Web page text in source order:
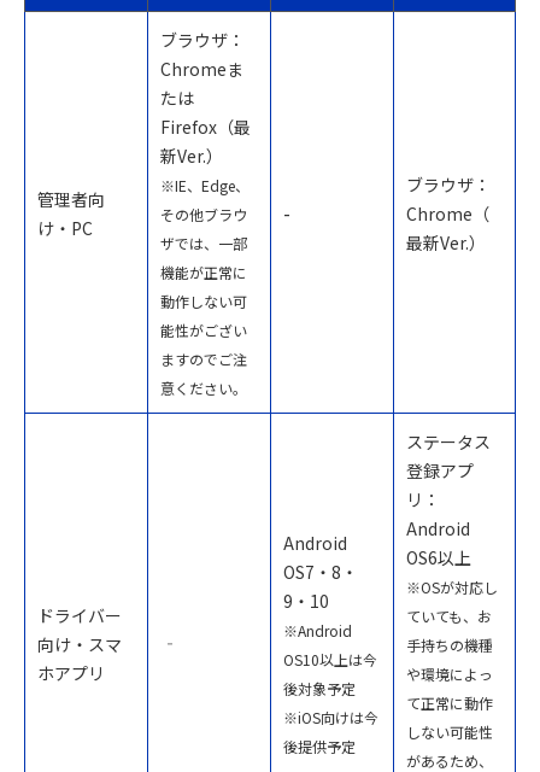
管理者向
け・PC
ブラウザ：
Chromeま
たは
Firefox（最
新Ver.）
※IE、Edge、
その他ブラウ
ザでは、一部
機能が正常に
動作しない可
能性がござい
ますのでご注
意ください。
-
ブラウザ：
Chrome（
最新Ver.）
ドライバー
向け・スマ
ホアプリ
‐
Android
OS7・8・
9・10
※Android
OS10以上は今
後対象予定
※iOS向けは今
後提供予定
ステータス
登録アプ
リ：
Android
OS6以上
※OSが対応し
ていても、お
手持ちの機種
や環境によっ
て正常に動作
しない可能性
があるため、